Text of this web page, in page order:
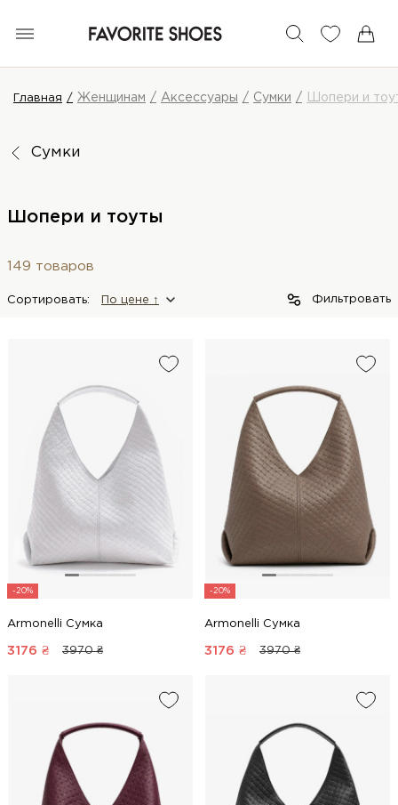
Главная Женщинам Аксессуары Сумки Шопери и
Сумки
Шопери и тоуты
149 товаров
Сортировать: По цене ↑ Фильтровать
-20%
Armonelli Сумка
3176 ₴ 3970 ₴
-20%
Armonelli Сумка
3176 ₴ 3970 ₴